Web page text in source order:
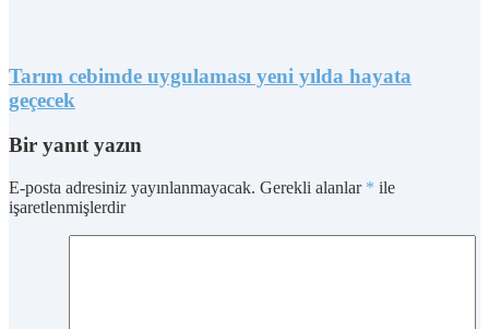
Tarım cebimde uygulaması yeni yılda hayata
geçecek
Bir yanıt yazın
E-posta adresiniz yayınlanmayacak. Gerekli alanlar * ile
işaretlenmişlerdir